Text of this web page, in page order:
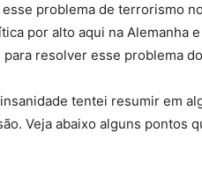
esse problema de terrorismo
por alto aqui na Alemanha
resolver esse problema
tentei resumir em
Veja abaixo alguns pontos